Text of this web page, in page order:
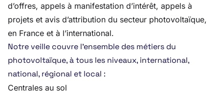
d’offres, appels à manifestation d’intérêt, appels à
projets et avis d’attribution du secteur photovoltaïque,
en France et à l’international.
Notre veille couvre l’ensemble des métiers du
photovoltaïque, à tous les niveaux, international,
national, régional et local :
Centrales au sol